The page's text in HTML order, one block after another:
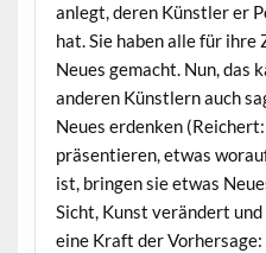
anlegt, deren Künstler er
hat. Sie haben alle für
Neues gemacht. Nun, das
anderen Künstlern auch
Neues erdenken (Reichert:
präsentieren, etwas
ist, bringen sie etwas
Sicht, Kunst verändert
eine Kraft der Vorhersage: